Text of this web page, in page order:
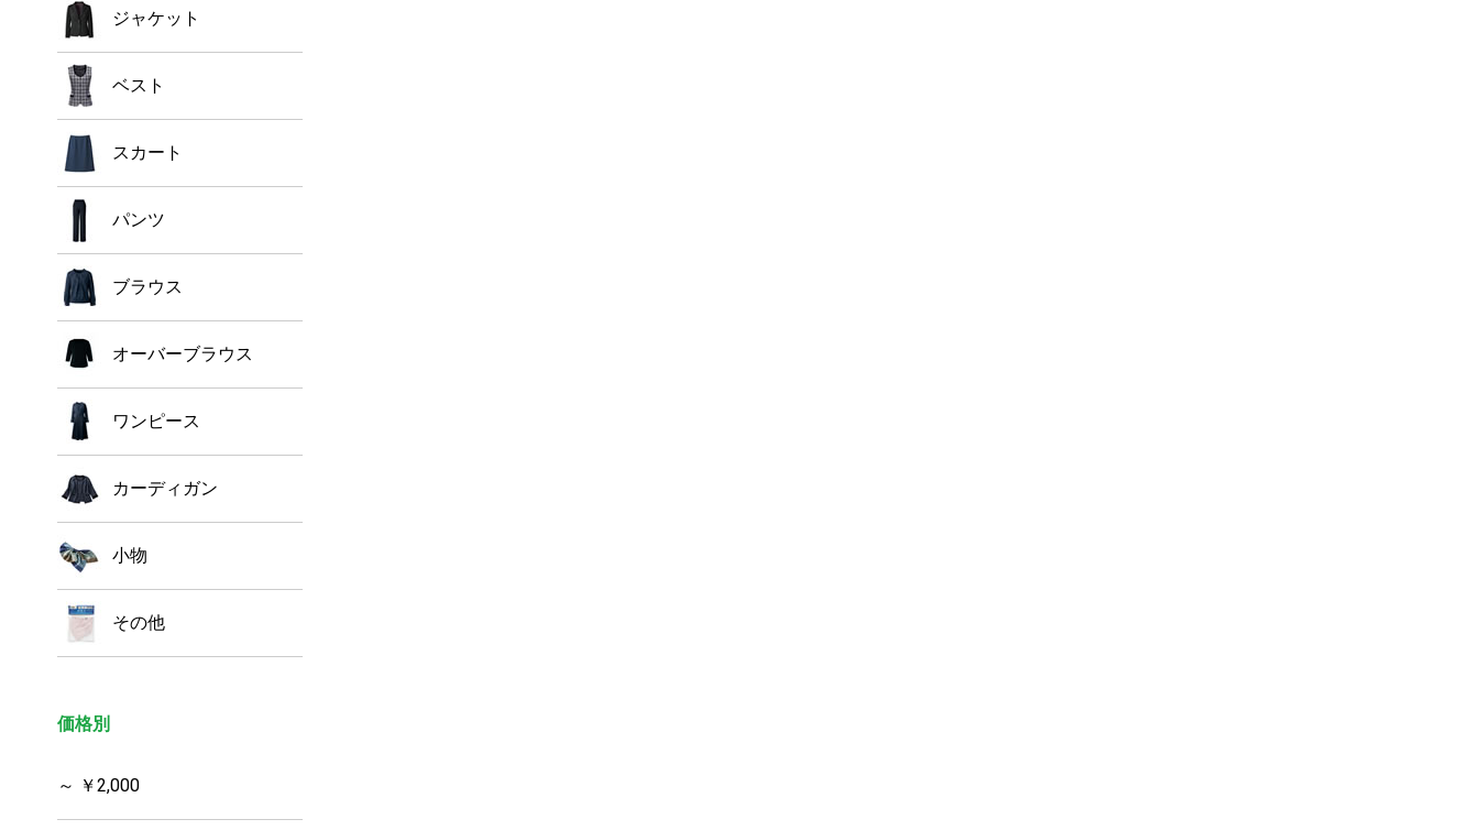
ジャケット
ベスト
スカート
パンツ
ブラウス
オーバーブラウス
ワンピース
カーディガン
小物
その他
価格別
～ ￥2,000